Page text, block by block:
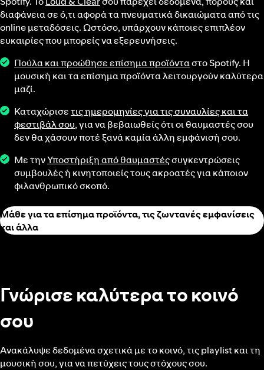
διαφάνεια σε ό,τι αφορά τα πνευματικά δικαιώματα από τις
online μεταδόσεις. Ωστόσο, υπάρχουν κάποιες επιπλέον
ευκαιρίες που μπορείς να εξερευνήσεις.
Πούλα και προώθησε επίσημα προϊόνταστο Spotify. Η
μουσική και τα επίσημα προϊόντα λειτουργούν καλύτερα
μαζί.
Καταχώρισετις ημερομηνίες για τις συναυλίες και τα
φεστιβάλ σου, για να βεβαιωθείς ότι οι θαυμαστές σου
δεν θα χάσουν ποτέ ξανά καμία άλλη εμφάνισή σου.
Με τηνΥποστήριξη από θαυμαστέςσυγκεντρώσεις
συμβουλές ή κινητοποιείς τους ακροατές για κάποιον
φιλανθρωπικό σκοπό.
Μάθε για τα επίσημα προϊόντα, τις ζωντανές εμφανίσεις
και άλλα
Γνώρισε καλύτερα το κοινό
σου
Ανακάλυψε δεδομένα σχετικά με το κοινό, τις playlist και τη
μουσική σου, για να πετύχεις τους στόχους σου.